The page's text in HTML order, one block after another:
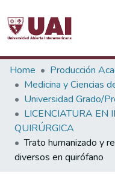
Statistics
Communities & Collections
All of DSpace
Home
Producción
Medicina y Ciencias
Universidad Grado/
LICENCIATURA EN
QUIRÚRGICA
Trato humanizado y
diversos en quirófano